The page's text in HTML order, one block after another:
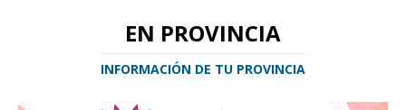
EN PROVINCIA
INFORMACIÓN DE TU PROVINCIA